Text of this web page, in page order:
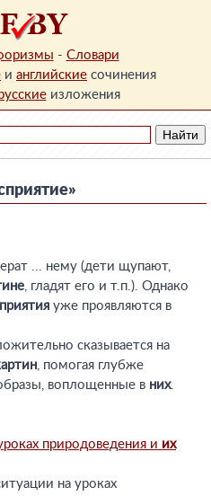
- Словари
и английские сочинения
изложения
... нему (дети щупают,
, гладят его и т.п.). Однако
уже проявляются в
сказывается на
, помогая глубже
воплощенные в них.
природоведения и их
на уроках